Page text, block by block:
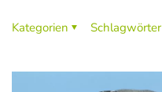
Kategorien Schlagwörter